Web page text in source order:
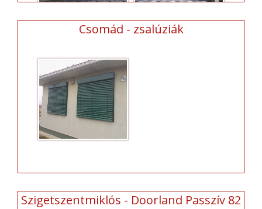
Csomád - zsalúziák
Szigetszentmiklós - Doorland Passzív 82